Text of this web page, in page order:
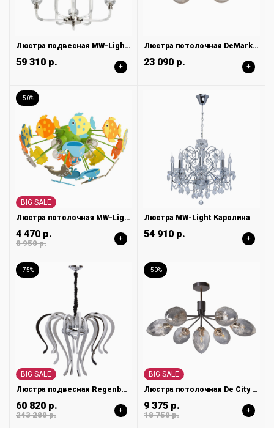
Люстра подвесная MW-Light Элла 483015308
59 310 р. +
Люстра потолочная DeMarkt Гамбург 605017606
23 090 р. +
-50%
BIG SALE
Люстра потолочная MW-Light Улыбка 365014605
4 470 р.
8 950 р. +
Люстра MW-Light Каролина
54 910 р. +
-75%
BIG SALE
Люстра подвесная Regenbogen Платлинг 661015316
60 820 р.
243 280 р. +
-50%
BIG SALE
Люстра потолочная De City Клэр 463012307
9 375 р.
18 750 р. +